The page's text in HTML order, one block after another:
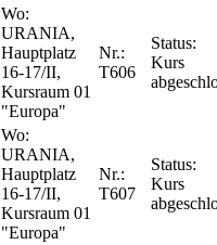
Wo:
URANIA,
Hauptplatz
16-17/II,
Kursraum 01
"Europa"
Nr.:
T606
Status:
Kurs
Wo:
URANIA,
Hauptplatz
16-17/II,
Kursraum 01
"Europa"
Nr.:
T607
Status:
Kurs